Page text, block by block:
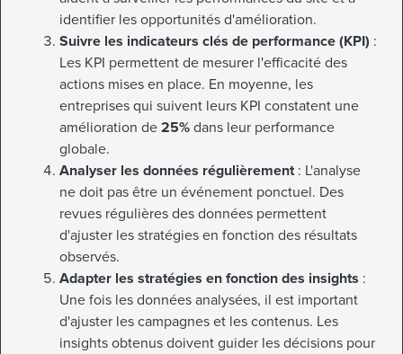
identifier les opportunités d'amélioration.
Suivre les indicateurs clés de performance (KPI) :
Les KPI permettent de mesurer l'efficacité des
actions mises en place. En moyenne, les
entreprises qui suivent leurs KPI constatent une
amélioration de 25% dans leur performance
globale.
Analyser les données régulièrement: L'analyse
ne doit pas être un événement ponctuel. Des
revues régulières des données permettent
d'ajuster les stratégies en fonction des résultats
observés.
Adapter les stratégies en fonction des insights :
Une fois les données analysées, il est important
d'ajuster les campagnes et les contenus. Les
insights obtenus doivent guider les décisions pour